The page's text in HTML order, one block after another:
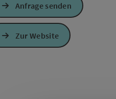
Anfrage senden
Zur Website